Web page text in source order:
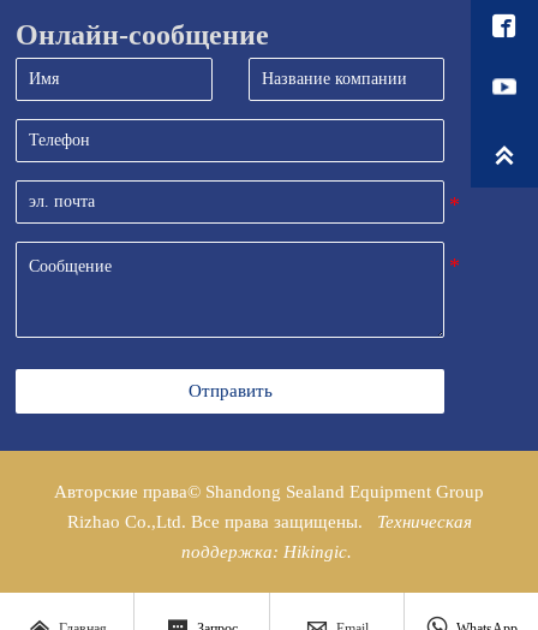
Онлайн-сообщение
Отправить
Авторские права© Shandong Sealand Equipment Group
Rizhao Co.,Ltd. Все права защищены. Техническая
поддержка: Hikingic.

